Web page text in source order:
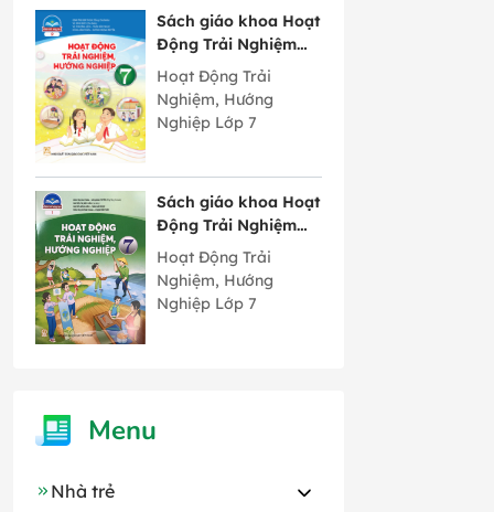
Sách giáo khoa Hoạt
Động Trải Nghiệm
Hướng Nghiệp lớp 7
bản 2 Chân Trời
Sáng Tạo
Hoạt Động Trải
Nghiệm, Hướng
Nghiệp Lớp 7
Sách giáo khoa Hoạt
Động Trải Nghiệm
Hướng Nghiệp lớp 7
bản 1 Chân Trời
Sáng Tạo
Hoạt Động Trải
Nghiệm, Hướng
Nghiệp Lớp 7
Menu
Nhà trẻ